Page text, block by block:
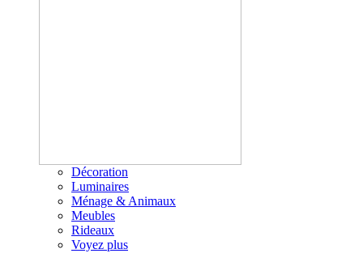
Décoration
Luminaires
Ménage & Animaux
Meubles
Rideaux
Voyez plus